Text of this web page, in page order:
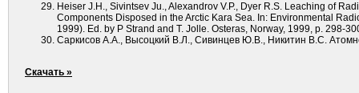
Heiser J.H., Sivintsev Ju., Alexandrov V.P., Dyer R.S. Leaching of
Components Disposed in the Arctic Kara Sea. In: Environmental
1999). Ed. by P Strand and T. Jolle. Osteras, Norway, 1999, p. 298-
Саркисов А.А., Высоцкий В.Л., Сивинцев Ю.В., Никитин В.С.
Скачать »